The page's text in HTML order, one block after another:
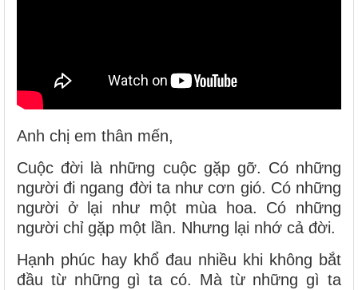
Anh chị em thân mến,
Cuộc đời là những cuộc gặp gỡ. Có những
người đi ngang đời ta như cơn gió. Có những
người ở lại như một mùa hoa. Có những
người chỉ gặp một lần. Nhưng lại nhớ cả đời.
Hạnh phúc hay khổ đau nhiều khi không bắt
đầu từ những gì ta có. Mà từ những gì ta